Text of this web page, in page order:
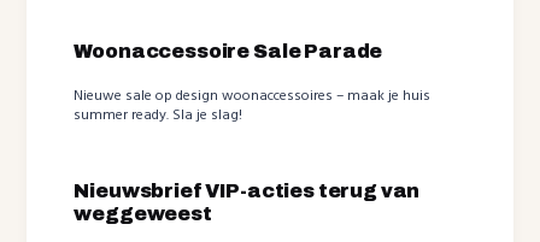
Woonaccessoire Sale Parade
Nieuwe sale op design woonaccessoires – maak je huis
summer ready. Sla je slag!
Nieuwsbrief VIP-acties terug van
weggeweest